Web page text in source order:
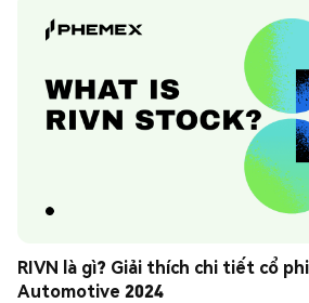
RIVN là gì? Giải thích chi tiết cổ
Automotive 2024